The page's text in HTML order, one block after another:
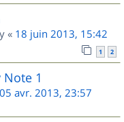
« 18 juin 2013, 15:42
1 2
Note 1
05 avr. 2013, 23:57